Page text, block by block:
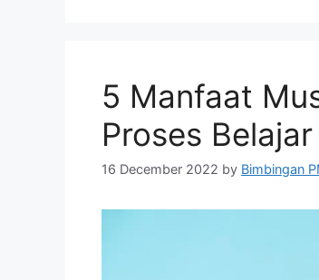
5 Manfaat
Proses Belajar
16 December 2022 by Bimbingan